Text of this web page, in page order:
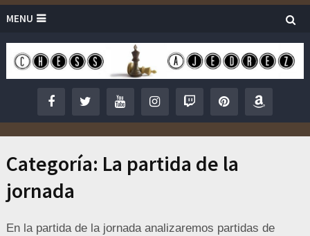
MENU
Categoría: La partida de la
jornada
En la partida de la jornada analizaremos partidas de